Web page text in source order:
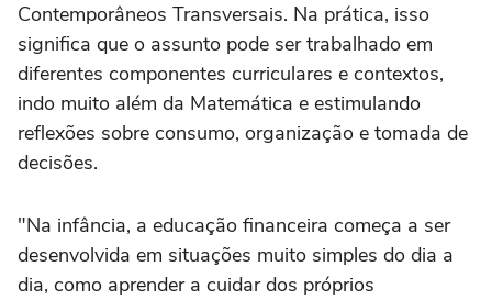
Contemporâneos Transversais. Na prática, isso
significa que o assunto pode ser trabalhado em
diferentes componentes curriculares e contextos,
indo muito além da Matemática e estimulando
reflexões sobre consumo, organização e tomada de
decisões.
"Na infância, a educação financeira começa a ser
desenvolvida em situações muito simples do dia a
dia, como aprender a cuidar dos próprios